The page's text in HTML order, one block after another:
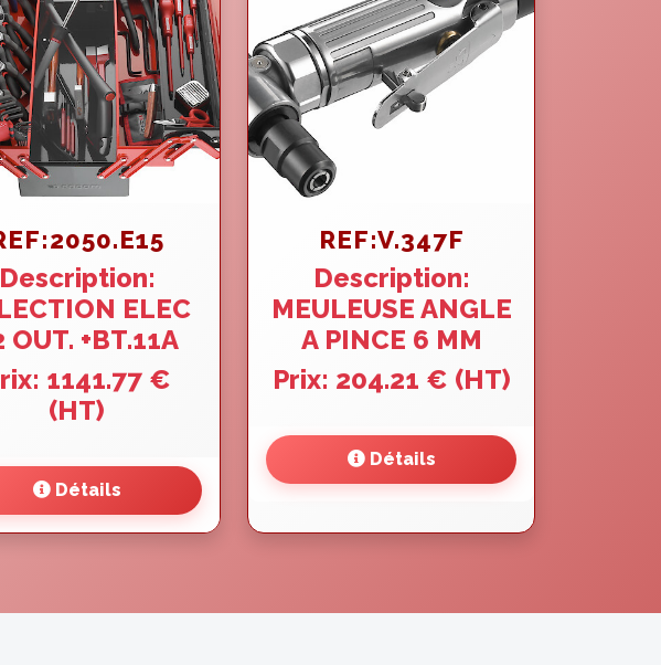
Description:
ELEC
OUT. +BT.11A
1141.77 €
(HT)
Détails
REF:V.347F
Description:
MEULEUSE ANGLE
A PINCE 6 MM
Prix: 204.21 € (HT)
Détails